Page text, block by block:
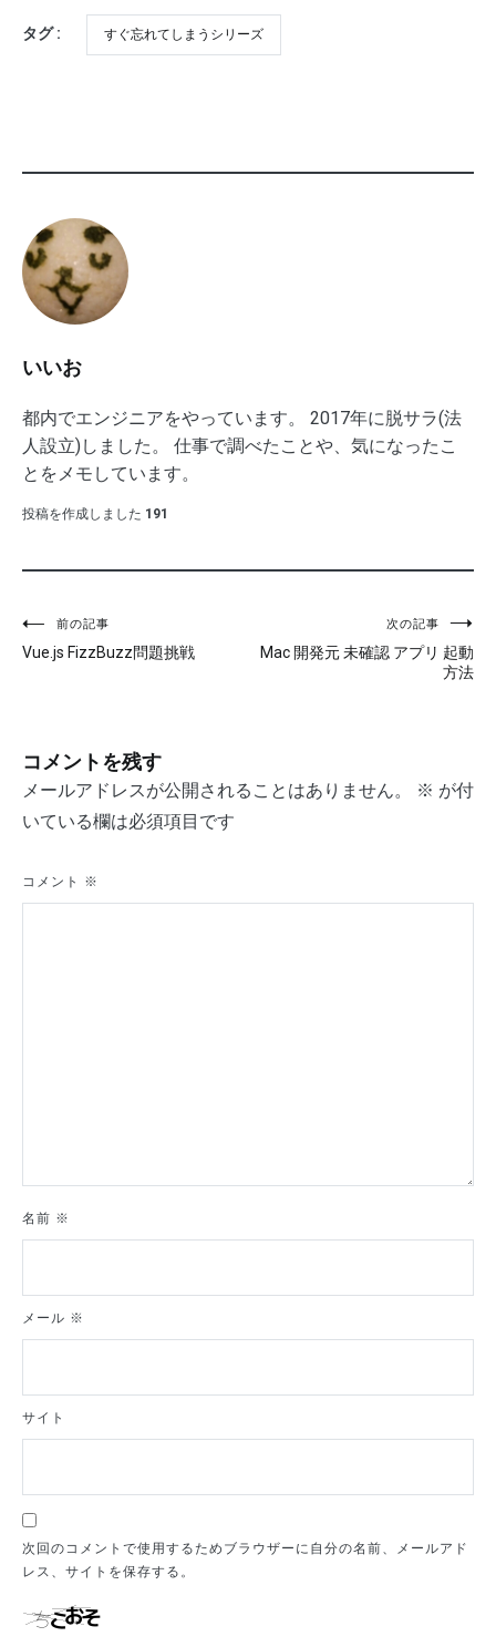
タグ : すぐ忘れてしまうシリーズ
いいお
都内でエンジニアをやっています。 2017年に脱サラ(法
人設立)しました。 仕事で調べたことや、気になったこ
とをメモしています。
投稿を作成しました 191
投
ビ
ゲ
ー
シ
ョ
前の記事
Vue.js FizzBuzz問題挑戦
次の記事
Mac 開発元 未確認 アプリ 起動
方法
コメントを残す
メールアドレスが公開されることはありません。 ※ が付
いている欄は必須項目です
コメント ※
名前 ※
メール ※
サイト
次回のコメントで使用するためブラウザーに自分の名前、メールアド
レス、サイトを保存する。